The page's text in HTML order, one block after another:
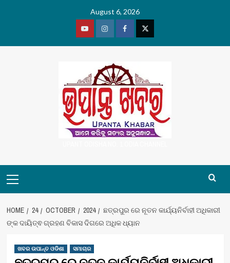
August 6, 2026
YoutubeVimeoFacebookTwitter
Menu
HOME 24 OCTOBER 2024
ଛତ୍ରପୁର ରେ ନୂତନ କାର୍ଯ୍ୟନିର୍ବାହୀ ଅଧିକାରୀ
ଙ୍କ ଦାୟିତ୍ଵ ଗ୍ରହଣ ବିକାସ ଦିଗରେ ଅଧିକ ଧ୍ୟାନ
ଖବର ଉପାନ୍ତ ଓଡିଶା ସମାଚାର